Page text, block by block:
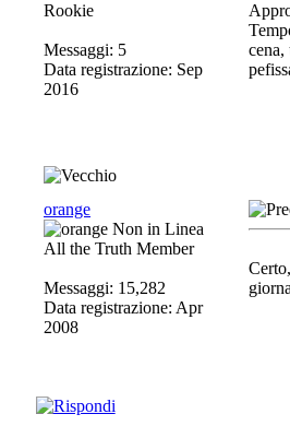
Rookie
Messaggi: 5
Data registrazione: Sep
2016
orange
All the Truth Member
Messaggi: 15,282
Data registrazione: Apr
2008